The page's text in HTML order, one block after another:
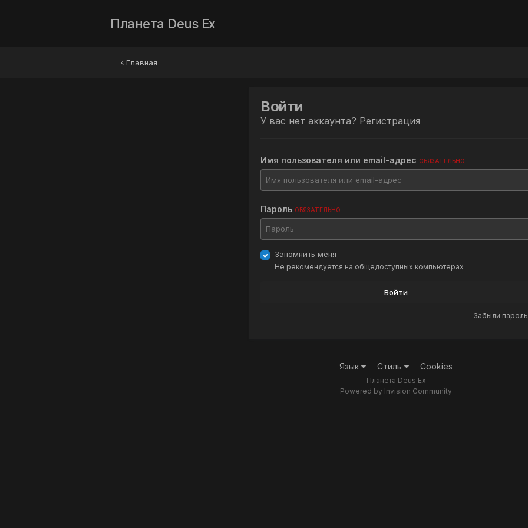
Планета Deus Ex
Главная
Войти
У вас нет аккаунта? Регистрация
Имя пользователя или email-адрес ОБЯЗАТЕЛЬНО
Пароль ОБЯЗАТЕЛЬНО
Запомнить меня
Не рекомендуется на общедоступных компьютерах
Войти
Забыли
Язык Стиль Cookies
Планета Deus Ex
Powered by Invision Community